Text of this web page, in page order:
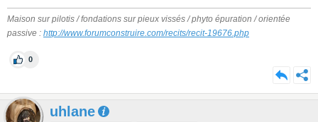
Maison sur pilotis / fondations sur pieux vissés / phyto épuration / orientée
passive : http://www.forumconstruire.com/recits/recit-19676.php
0
uhlane